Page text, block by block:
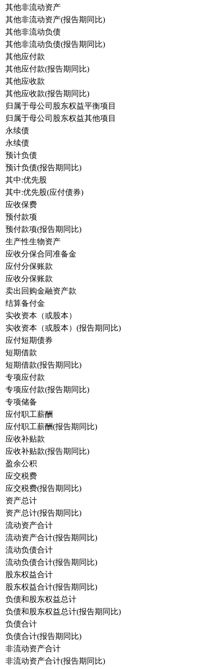
其他非流动资产
其他非流动资产(报告期同比)
其他非流动负债
其他非流动负债(报告期同比)
其他应付款
其他应付款(报告期同比)
其他应收款
其他应收款(报告期同比)
归属于母公司股东权益平衡项目
归属于母公司股东权益其他项目
永续债
永续债
预计负债
预计负债(报告期同比)
其中:优先股
其中:优先股(应付债券)
应收保费
预付款项
预付款项(报告期同比)
生产性生物资产
应收分保合同准备金
应付分保账款
应收分保账款
卖出回购金融资产款
结算备付金
实收资本（或股本）
实收资本（或股本）(报告期同比)
应付短期债券
短期借款
短期借款(报告期同比)
专项应付款
专项应付款(报告期同比)
专项储备
应付职工薪酬
应付职工薪酬(报告期同比)
应收补贴款
应收补贴款(报告期同比)
盈余公积
应交税费
应交税费(报告期同比)
资产总计
资产总计(报告期同比)
流动资产合计
流动资产合计(报告期同比)
流动负债合计
流动负债合计(报告期同比)
股东权益合计
股东权益合计(报告期同比)
负债和股东权益总计
负债和股东权益总计(报告期同比)
负债合计
负债合计(报告期同比)
非流动资产合计
非流动资产合计(报告期同比)